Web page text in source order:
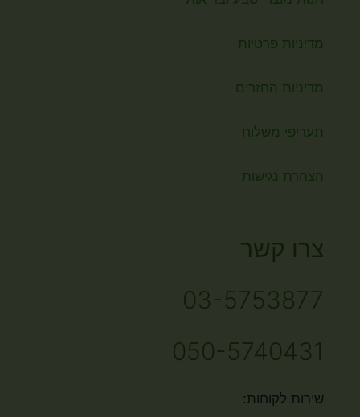
מדיניות פרטיות
מדיניות החזרים
תעריפי משלוח
הצהרת נגישות
צרו קשר
03-5753877
050-5740431
שירות לקוחות: